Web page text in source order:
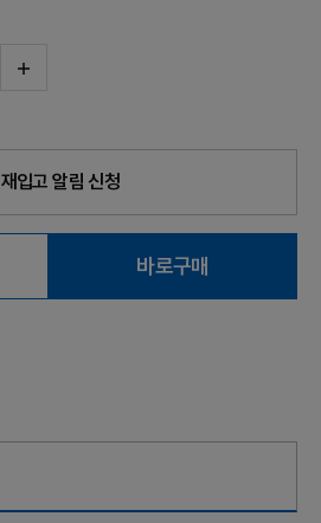
재입고 알림 신청
바로구매